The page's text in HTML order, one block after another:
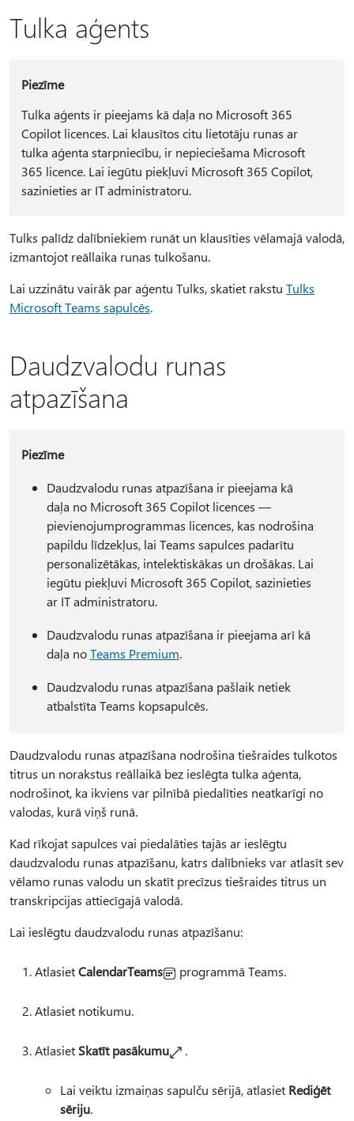
Tulka aģents
Piezīme
Tulka aģents ir pieejams kā daļa no Microsoft 365
Copilot licences. Lai klausītos citu lietotāju runas ar
tulka aģenta starpniecību, ir nepieciešama Microsoft
365 licence. Lai iegūtu piekļuvi Microsoft 365 Copilot,
sazinieties ar IT administratoru.
Tulks palīdz dalībniekiem runāt un klausīties vēlamajā valodā,
izmantojot reāllaika runas tulkošanu.
Lai uzzinātu vairāk par aģentu Tulks, skatiet rakstu Tulks
Microsoft Teams sapulcēs.
Daudzvalodu runas
atpazīšana
Piezīme
Daudzvalodu runas atpazīšana ir pieejama kā
daļa no Microsoft 365 Copilot licences —
pievienojumprogrammas licences, kas nodrošina
papildu līdzekļus, lai Teams sapulces padarītu
personalizētākas, intelektiskākas un drošākas. Lai
iegūtu piekļuvi Microsoft 365 Copilot, sazinieties
ar IT administratoru.
Daudzvalodu runas atpazīšana ir pieejama arī kā
daļa noTeams Premium.
Daudzvalodu runas atpazīšana pašlaik netiek
atbalstīta Teams kopsapulcēs.
Daudzvalodu runas atpazīšana nodrošina tiešraides tulkotos
titrus un norakstus reāllaikā bez ieslēgta tulka aģenta,
nodrošinot, ka ikviens var pilnībā piedalīties neatkarīgi no
valodas, kurā viņš runā.
Kad rīkojat sapulces vai piedalāties tajās ar ieslēgtu
daudzvalodu runas atpazīšanu, katrs dalībnieks var atlasīt sev
vēlamo runas valodu un skatīt precīzus tiešraides titrus un
transkripcijas attiecīgajā valodā.
Lai ieslēgtu daudzvalodu runas atpazīšanu:
AtlasietCalendarTeams programmā Teams.
Atlasiet notikumu.
Atlasiet Skatīt pasākumu .
Lai veiktu izmaiņas sapulču sērijā, atlasiet Rediģēt
sēriju.